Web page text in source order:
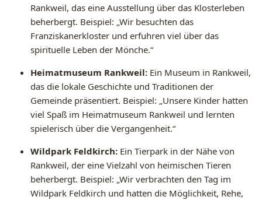
Rankweil, das eine Ausstellung über das Klosterleben
beherbergt. Beispiel: „Wir besuchten das
Franziskanerkloster und erfuhren viel über das
spirituelle Leben der Mönche.“
Heimatmuseum Rankweil: Ein Museum in Rankweil,
das die lokale Geschichte und Traditionen der
Gemeinde präsentiert. Beispiel: „Unsere Kinder hatten
viel Spaß im Heimatmuseum Rankweil und lernten
spielerisch über die Vergangenheit.“
Wildpark Feldkirch: Ein Tierpark in der Nähe von
Rankweil, der eine Vielzahl von heimischen Tieren
beherbergt. Beispiel: „Wir verbrachten den Tag im
Wildpark Feldkirch und hatten die Möglichkeit, Rehe,